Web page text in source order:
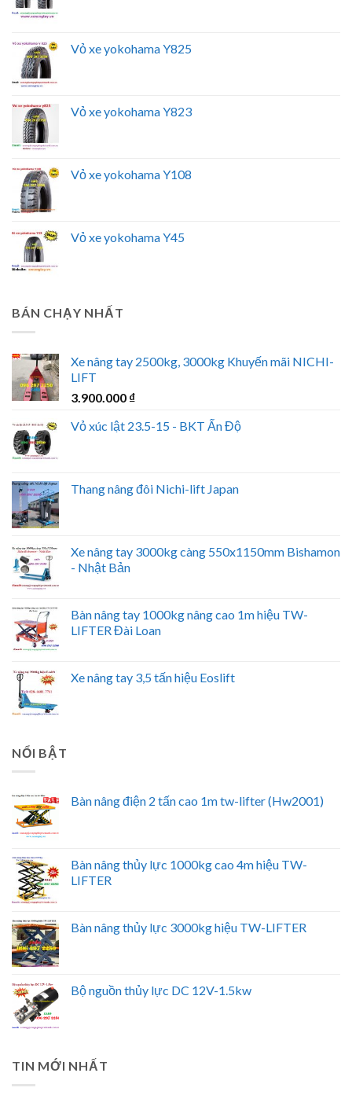
Vỏ xe yokohama Y825
Vỏ xe yokohama Y823
Vỏ xe yokohama Y108
Vỏ xe yokohama Y45
BÁN CHẠY NHẤT
Xe nâng tay 2500kg, 3000kg Khuyến mãi NICHI-
LIFT
3.900.000 ₫
Vỏ xúc lật 23.5-15 - BKT Ấn Độ
Thang nâng đôi Nichi-lift Japan
Xe nâng tay 3000kg càng 550x1150mm Bishamon
- Nhật Bản
Bàn nâng tay 1000kg nâng cao 1m hiệu TW-
LIFTER Đài Loan
Xe nâng tay 3,5 tấn hiệu Eoslift
NỔI BẬT
Bàn nâng điện 2 tấn cao 1m tw-lifter (Hw2001)
Bàn nâng thủy lực 1000kg cao 4m hiệu TW-
LIFTER
Bàn nâng thủy lực 3000kg hiệu TW-LIFTER
Bộ nguồn thủy lực DC 12V-1.5kw
TIN MỚI NHẤT